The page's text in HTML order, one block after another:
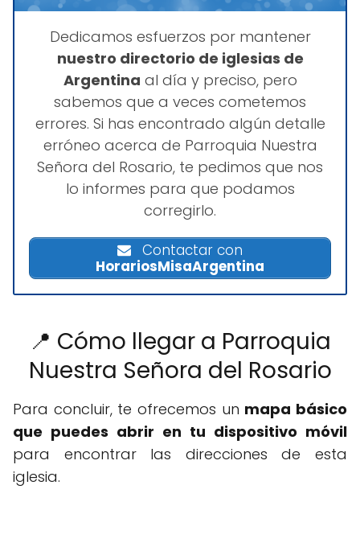
Dedicamos esfuerzos por mantener
nuestro directorio de iglesias de
Argentina al día y preciso, pero
sabemos que a veces cometemos
errores. Si has encontrado algún detalle
erróneo acerca de Parroquia Nuestra
Señora del Rosario, te pedimos que nos
lo informes para que podamos
corregirlo.
Contactar con
HorariosMisaArgentina
📍 Cómo llegar a Parroquia
Nuestra Señora del Rosario
Para concluir, te ofrecemos un mapa básico
que puedes abrir en tu dispositivo móvil
para encontrar las direcciones de esta
iglesia.